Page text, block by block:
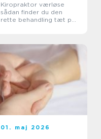
Kiropraktor værløse
sådan finder du den
rette behandling tæt på
01. maj 2026